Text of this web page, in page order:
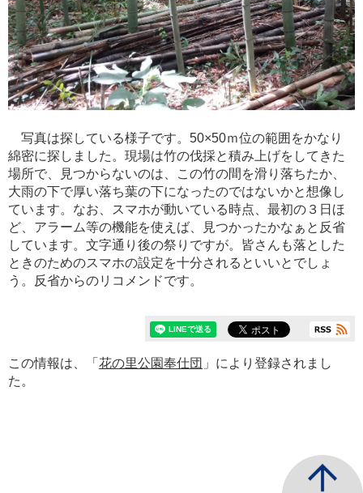
写真は探している様子です。50×50ｍ位の範囲をかなり
綿密に探しました。現場は竹の伐採と積み上げをしてきた
場所で、見つからないのは、この竹の間を滑り落ちたか、
大雨の下で厚い落ち葉の下になったのではないかと想像し
ています。なお、スマホが動いている時点、最初の３日ほ
ど、アラーム等の機能を使えば、見つかったかなぁと反省
しています。文字通り後の祭りですが。皆さんも落とした
ときのためのスマホの設定を十分されるといいとでしょ
う。反省からのリコメンドです。
この情報は、「 花の里公園奉仕団 」により登録されまし
た。